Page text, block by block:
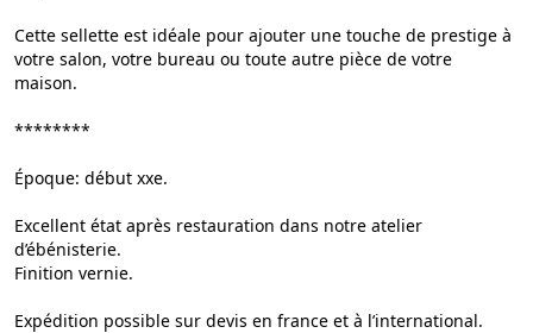
Cette sellette est idéale pour ajouter une touche de prestige à
votre salon, votre bureau ou toute autre pièce de votre
maison.
********
Époque: début xxe.
Excellent état après restauration dans notre atelier
d’ébénisterie.
Finition vernie.
Expédition possible sur devis en france et à l’international.